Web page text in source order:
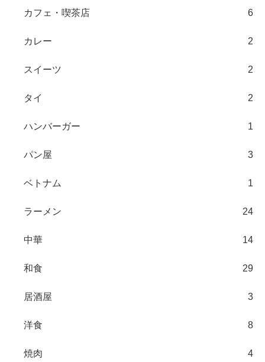
カフェ・喫茶店 6
カレー 2
スイーツ 2
タイ 2
ハンバーガー 1
パン屋 3
ベトナム 1
ラーメン 24
中華 14
和食 29
居酒屋 3
洋食 8
焼肉 4